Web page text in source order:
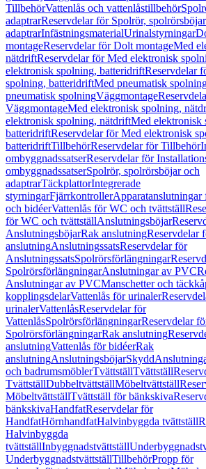
TillbehörVattenlås och vattenlåstillbehör
adaptrarReservdelar för Spolrör,
adaptrarInfästningsmaterialUrinalstyrningar
montageReservdelar för Dolt montageMed
nätdriftReservdelar för Med elektronisk
elektronisk spolning, batteridriftReservdelar
spolning, batteridriftMed pneumatisk
pneumatisk spolningVäggmontage
VäggmontageMed elektronisk spolning,
elektronisk spolning, nätdriftMed elektronisk
batteridriftReservdelar för Med elektronisk
batteridriftTillbehörReservdelar för Tillbehör
ombyggnadssatserReservdelar för
ombyggnadssatserSpolrör, spolrörsböjar och
adaptrarTäckplattorIntegrerade
styrningarFjärrkontrollerApparatanslutningar
och bidéerVattenlås för WC och tvättställ
för WC och tvättställAnslutningsböjar
AnslutningsböjarRak anslutningReservdelar
anslutningAnslutningssatsReservdelar för
AnslutningssatsSpolrörsförlängningar
SpolrörsförlängningarAnslutningar av PVC
Anslutningar av PVCManschetter och
kopplingsdelarVattenlås för urinaler
urinalerVattenlåsReservdelar för
VattenlåsSpolrörsförlängningarReservdelar
SpolrörsförlängningarRak anslutning
anslutningVattenlås för bidéerRak
anslutningAnslutningsböjarSkydd
och badrumsmöblerTvättställTvättställ
TvättställDubbeltvättställMöbeltvättställ
MöbeltvättställTvättställ för bänkskiva
bänkskivaHandfatReservdelar för
HandfatHörnhandfatHalvinbyggda tvättställ
Halvinbyggda
tvättställInbyggnadstvättställ
UnderbyggnadstvättställTillbehörPropp för